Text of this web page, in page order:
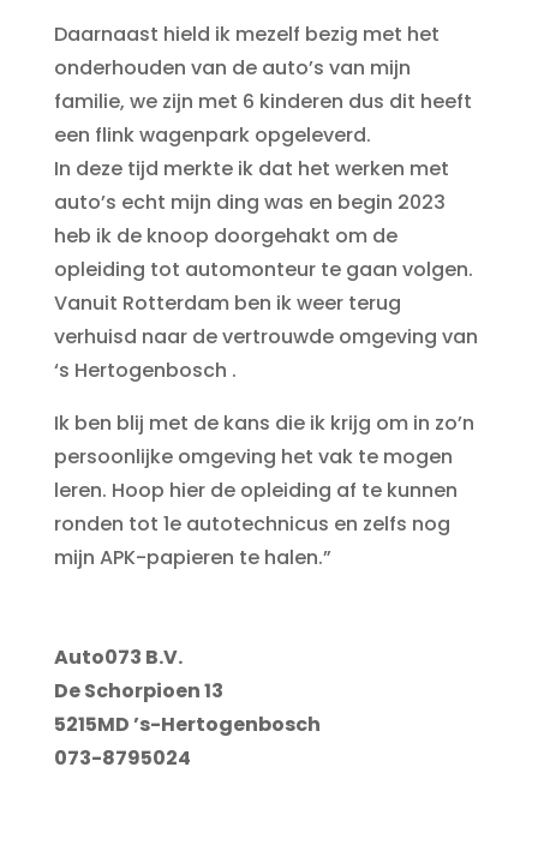
Daarnaast hield ik mezelf bezig met het
onderhouden van de auto’s van mijn
familie, we zijn met 6 kinderen dus dit heeft
een flink wagenpark opgeleverd.
In deze tijd merkte ik dat het werken met
auto’s echt mijn ding was en begin 2023
heb ik de knoop doorgehakt om de
opleiding tot automonteur te gaan volgen.
Vanuit Rotterdam ben ik weer terug
verhuisd naar de vertrouwde omgeving van
‘s Hertogenbosch .
Ik ben blij met de kans die ik krijg om in zo’n
persoonlijke omgeving het vak te mogen
leren. Hoop hier de opleiding af te kunnen
ronden tot 1e autotechnicus en zelfs nog
mijn APK-papieren te halen.​”
Auto073 B.V.
De Schorpioen 13
5215MD ’s-Hertogenbosch
073-8795024